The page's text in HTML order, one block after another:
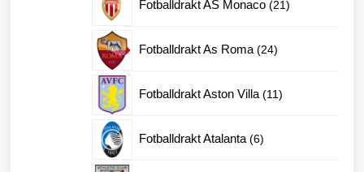
Fotballdrakt AS Monaco 21
Fotballdrakt As Roma 2424
Fotballdrakt Aston Villa 1111
Fotballdrakt Atalanta 66